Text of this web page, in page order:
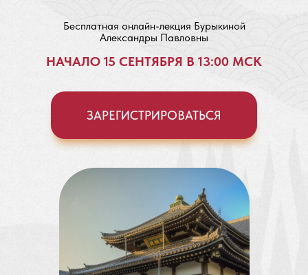
ЗАРЕГИСТРИРОВАТЬСЯ
Бесплатная онлайн-лекция Бурыкиной
Александры Павловны
НАЧАЛО 15 CЕНТЯБРЯ В 13:00 МСК